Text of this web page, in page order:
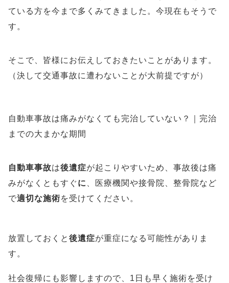
ている方を今まで多くみてきました。今現在もそうで
す。
そこで、皆様にお伝えしておきたいことがあります。
（決して交通事故に遭わないことが大前提ですが）
自動車事故は痛みがなくても完治していない？｜完治
までの大まかな期間
自動車事故は後遺症が起こりやすいため、事故後は痛
みがなくともすぐに
、医療機関や接骨院、整骨院など
で適切な施術を受けてください。
放置しておくと 後遺症が重症になる可能性がありま
す。
社会復帰にも影響しますので、1日も早く施術を受け